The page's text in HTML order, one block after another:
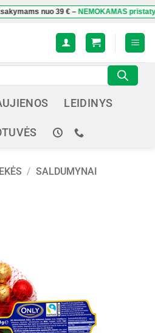
nuo39 €–NEMOKAMAS pristatymas
LEIDINYS
/ SALDUMYNAI